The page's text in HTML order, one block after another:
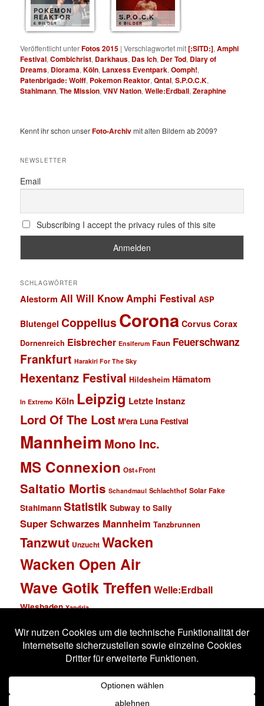
POKEMON
REAKTOR
6 BILDER
S.P.O.C.K
6 BILDER
Veröffentlicht unterFotos 2015 |Verschlagwortet mit[:SITD:],Amphi
Festival,Combichrist, Darkhaus, Das Ich, Der Tod, Diary of
Dreams, Diorama,Köln, Lanxess Eventpark,Oomph!,
Patenbrigade: Wolff, Pokemon Reaktor,Qntal,S.P.O.C.K,
Stahlmann,The Mission,VNV Nation,Welle:Erdball,Zeraphine
Kennt ihr schon unserFoto-Archivmit alten Bildern ab 2009?
NEWSLETTER
Email
Subscribing I accept the privacy rules of this site
SCHLAGWÖRTER
Alestorm All Will KnowAmphi Festival ASP
Blutengel Coppelius Corona Corvus Corax
Dornenreich Eisbrecher Ensiferum Faun Feuerschwanz
Frankfurt Harakiri For The Sky
Hexentanz Festival Hildesheim Hämatom
In Extremo Köln Leipzig Letzte Instanz
Lord Of The Lost M'era Luna Festival
Mannheim Mono Inc.
MS Connexion Ost+Front
Saltatio Mortis Schandmaul Schlachthof Solar Fake
Stahlmann Statistik Subway to Sally
Super Schwarzes Mannheim Tanzbrunnen
Tanzwut Unzucht Wacken
Wacken Open Air
Wave Gotik Treffen Welle:Erdball
Wiesbaden Xandria
Impressum